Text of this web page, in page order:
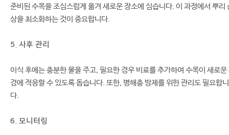
준비된 수목을 조심스럽게 옮겨 새로운 장소에 심습니다. 이 과정에서 뿌리
상을 최소화하는 것이 중요합니다.
5. 사후 관리
이식 후에는 충분한 물을 주고, 필요한 경우 비료를 추가하여 수목이 새로운
경에 적응할 수 있도록 돕습니다. 또한, 병해충 방제를 위한 관리도 필요합니
다.
6. 모니터링